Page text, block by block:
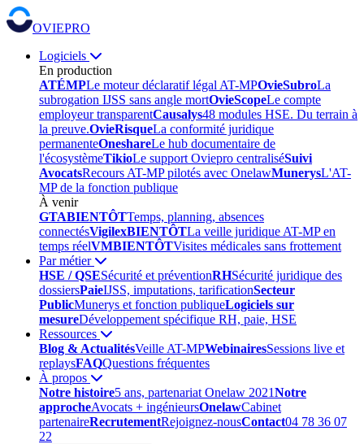
OVIEPRO
Logiciels
En production
ATÉMPLe moteur déclaratif légal AT-MPOvieSubroLa
subrogation IJSS sans angle mortOvieScopeLe compte
employeur transparentCausalys48 modules HSE. Du terrain à
la preuve.OvieRisqueLa conformité juridique
permanenteOneshareLe hub documentaire de
l'écosystèmeTikioLe support Oviepro centraliséSuivi
AvocatsRecours AT-MP pilotés avec OnelawMunerysL'AT-
MP de la fonction publique
À venir
GTABIENTÔTTemps, planning, absences
connectésVigilexBIENTÔTLa veille juridique AT-MP en
temps réelVMBIENTÔTVisites médicales sans frottement
Par métier
HSE / QSESécurité et préventionRHSécurité juridique des
dossiersPaieIJSS, imputations, tarificationSecteur
PublicMunerys et fonction publiqueLogiciels sur
mesureDéveloppement spécifique RH, paie, HSE
Ressources
Blog & ActualitésVeille AT-MPWebinairesSessions live et
replaysFAQQuestions fréquentes
À propos
Notre histoire5 ans, partenariat Onelaw 2021Notre
approcheAvocats + ingénieursOnelawCabinet
partenaireRecrutementRejoignez-nousContact04 78 36 07
22